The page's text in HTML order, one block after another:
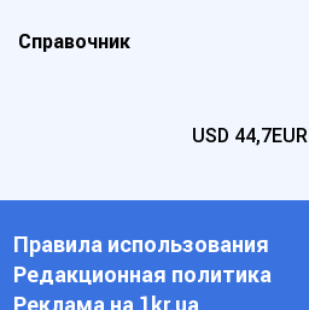
Справочник
USD 44,7EUR
Правила использования
Редакционная политика
Реклама на 1kr.ua